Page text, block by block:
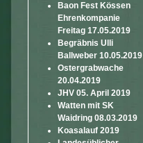
Baon Fest Kössen
Ehrenkompanie
Freitag 17.05.2019
Begräbnis Ulli
Ballweber 10.05.2019
Ostergrabwache
20.04.2019
JHV 05. April 2019
Watten mit SK
Waidring 08.03.2019
Koasalauf 2019